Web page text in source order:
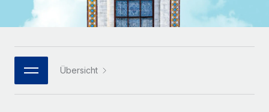
Integrierte HR-Kernfunktionen für dein Team
MCP
Integrationen
Globale HR für Konzerne und Großunternehmen
PARTNER WERDEN
Flexible Einbettung von Global-HR-Funktionen in deine
HR-Glossar
Bibliothek für Stellenbeschreibungen
Webinare
Português (Portugal)
한국어 Übersicht